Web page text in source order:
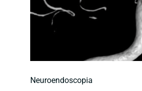
Neuroendoscopia